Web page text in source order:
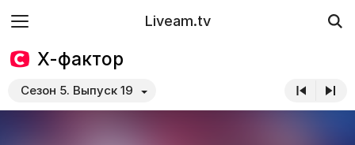
Liveam.tv
Х-фактор
Сезон 5. Выпуск 19